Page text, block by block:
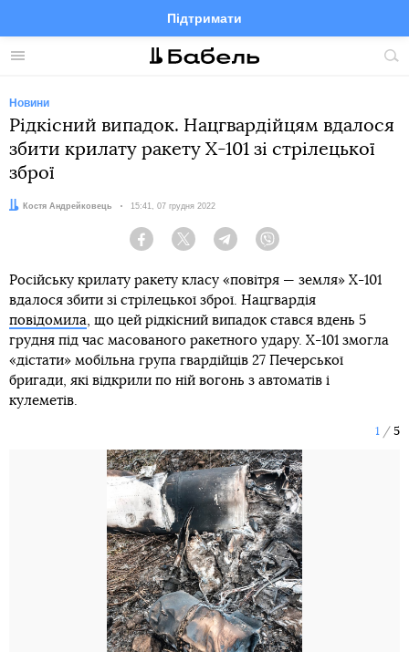
Меню
Підтримати
FacebookTelegramTwitter
Новини
Рідкісний випадок. Нацгвардійцям вдалося
збити крилату ракету Х-101 зі стрілецької
зброї
Автор:Костя Андрейковець Дата:
15:41, 07 грудня 2022
Facebook Twitter Telegram
Російську крилату ракету класу «повітря — земля» Х-101
вдалося збити зі стрілецької зброї. Нацгвардія
повідомила, що цей рідкісний випадок стався вдень 5
грудня під час масованого ракетного удару. Х-101 змогла
«дістати» мобільна група гвардійців 27 Печерської
бригади, які відкрили по ній вогонь з автоматів і
кулеметів.
1 5